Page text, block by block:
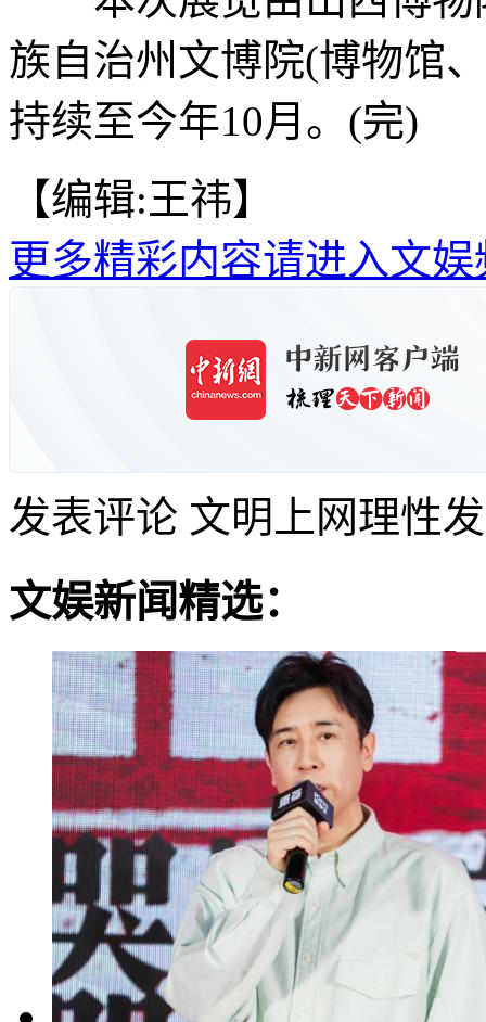
族自治州文博院(博物馆
持续至今年10月。(完)
【编辑:王祎】
更多精彩内容请进入文娱
发表评论 文明上网理性
文娱新闻精选：